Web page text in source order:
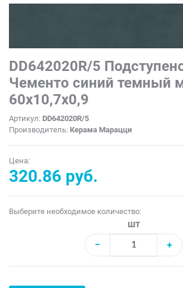
DD642020R/5
Чементо синий темный
60x10,7x0,9
Артикул: DD642020R/5
Производитель: Керама Марацци
Цена:
320.86 руб.
Выберите необходимое количество:
шт
−
+